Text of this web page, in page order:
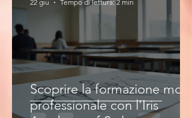
Scoprire la formazione moda
professionale con l'Iris
22 giu
Tempo di lettura: 2 min